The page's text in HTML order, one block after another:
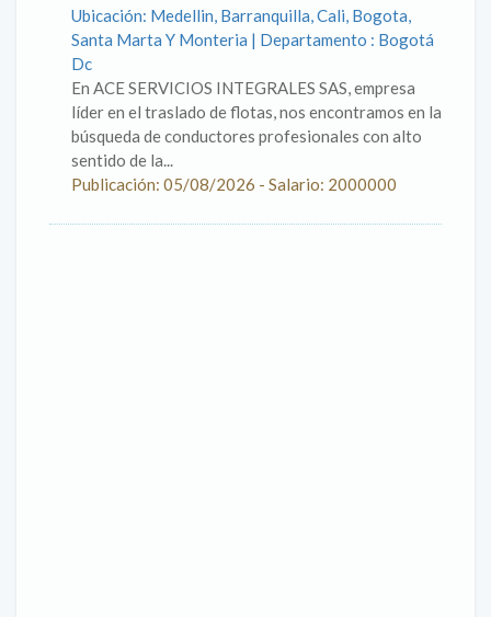
Ubicación: Medellin, Barranquilla, Cali, Bogota,
Santa Marta Y Monteria | Departamento : Bogotá
Dc
En ACE SERVICIOS INTEGRALES SAS, empresa
líder en el traslado de flotas, nos encontramos en la
búsqueda de conductores profesionales con alto
sentido de la...
Publicación: 05/08/2026 - Salario: 2000000